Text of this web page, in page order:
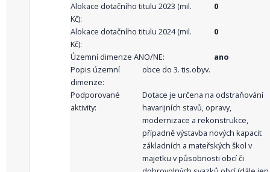
Alokace dotačního titulu 2023 (mil.
Kč):
0
Alokace dotačního titulu 2024 (mil.
Kč):
0
Územní dimenze ANO/NE:
ano
Popis územní
dimenze:
obce do 3. tis.obyv.
Podporované
aktivity:
Dotace je určena na odstraňování
havarijních stavů, opravy,
modernizace a rekonstrukce,
případně výstavba nových kapacit
základních a mateřských škol v
majetku v působnosti obcí či